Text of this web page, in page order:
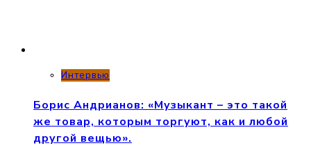
Интервью
Борис Андрианов: «Музыкант – это такой
же товар, которым торгуют, как и любой
другой вещью».